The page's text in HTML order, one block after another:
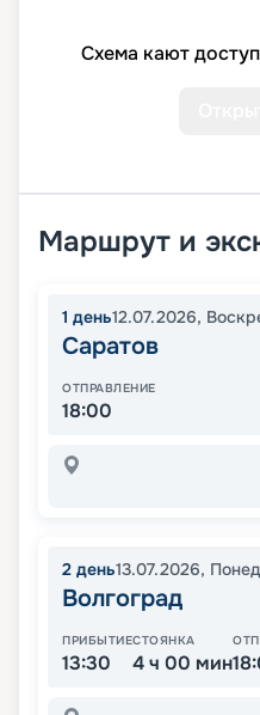
Схема кают
Маршрут и
1 день12.07.2026,
Саратов
ОТПРАВЛЕНИЕ
18:00
2 день13.07.2026,
Волгоград
ПРИБЫТИЕ
13:30
СТОЯНКА
4 ч 00 мин